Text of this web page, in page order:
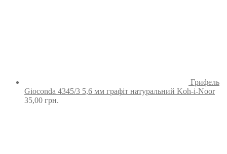
Грифель
Gioconda 4345/3 5,6 мм графіт натуральний Koh-i-Noor
35,00 грн.